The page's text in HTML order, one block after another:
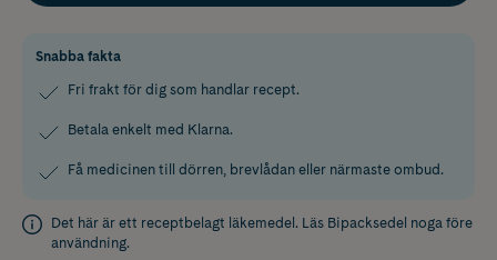
Snabba fakta
Fri frakt för dig som handlar recept.
Betala enkelt med Klarna.
Få medicinen till dörren, brevlådan eller närmaste ombud.
Det här är ett receptbelagt läkemedel. Läs Bipacksedel noga före
användning.